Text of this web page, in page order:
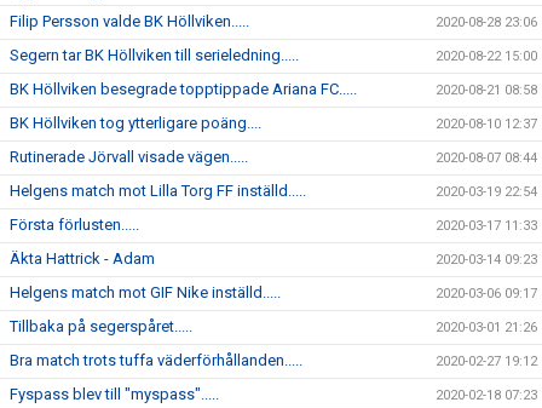
Filip Persson valde BK Höllviken..... 2020-08-28 23:06
Segern tar BK Höllviken till serieledning..... 2020-08-22 15:00
BK Höllviken besegrade topptippade Ariana FC..... 2020-08-21 08:58
BK Höllviken tog ytterligare poäng.... 2020-08-10 12:37
Rutinerade Jörvall visade vägen..... 2020-08-07 08:44
Helgens match mot Lilla Torg FF inställd..... 2020-03-19 22:54
Första förlusten..... 2020-03-17 11:33
Äkta Hattrick - Adam 2020-03-14 09:23
Helgens match mot GIF Nike inställd..... 2020-03-06 09:17
Tillbaka på segerspåret..... 2020-03-01 21:26
Bra match trots tuffa väderförhållanden..... 2020-02-27 19:12
Fyspass blev till "myspass"..... 2020-02-18 07:23